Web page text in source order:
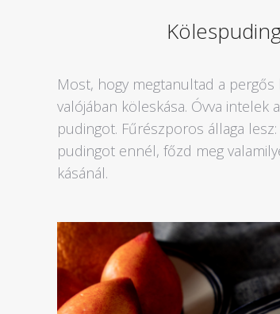
Most, hogy megtanultad a
valójában köleskása. Óvva
pudingot. Fűrészporos állaga
pudingot ennél, főzd meg
kásánál.